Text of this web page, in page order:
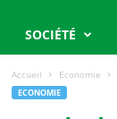
SOCIÉTÉ
Accueil Economie
ECONOMIE